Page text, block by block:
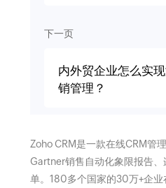
下一页
内外贸企业怎么实
销管理？
Zoho CRM是一款在线CRM管
Gartner销售自动化象限报告
单。180多个国家的30万+企业